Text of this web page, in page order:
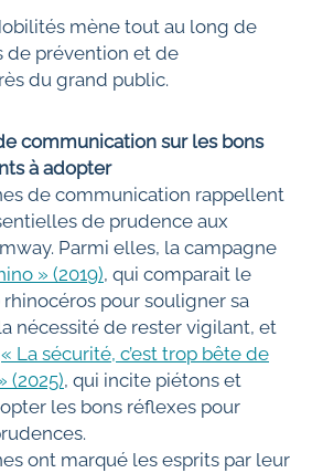
mène tout au long de
de prévention et de
du grand public.
communication sur les bons
à adopter
de communication rappellent
de prudence aux
Parmi elles, la campagne
» (2019), qui comparait le
pour souligner sa
nécessité de rester vigilant, et
« La sécurité, c’est trop bête de
(2025), qui incite piétons et
les bons réflexes pour
ont marqué les esprits par leur